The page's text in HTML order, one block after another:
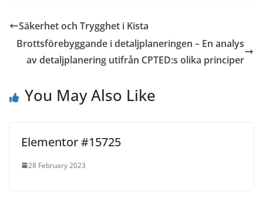
Säkerhet och Trygghet i Kista
Brottsförebyggande i detaljplaneringen – En analys
av detaljplanering utifrån CPTED:s olika principer
You May Also Like
Elementor #15725
28 February 2023